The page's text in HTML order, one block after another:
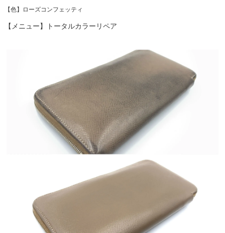
【色】ローズコンフェッティ
【メニュー】トータルカラーリペア